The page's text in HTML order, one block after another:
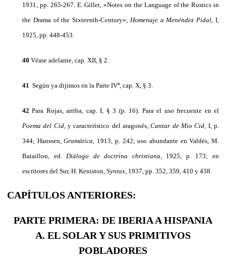
1931, pp. 265-267. E. Gillet, «Notes on the Language of the Rustics in
the Drama of the Sixteenth-Century», Homenaje a Menéndez Pidal,I,
1925, pp. 448-453.
40 Véase adelante, cap. XII, § 2.
41 Según ya dijimos en la Parte IVa, cap. X, § 3.
42 Para Rojas, arriba, cap. I, § 3 (p. 16). Para el uso frecuente en el
Poema del Cid, y característico del aragonés,Cantar de Mio Cid, I, p.
344; Hanssen,Gramática, 1913, p. 242; uso abundante en Valdés, M.
Bataillon, ed. Diálogo de doctrina christiana, 1925, p. 173; en
escritores del Sur, H. Keniston, Syntax, 1937, pp. 352, 359, 410 y 438.
CAPÍTULOS ANTERIORES:
PARTE PRIMERA: DE IBERIA A HISPANIA
A. EL SOLAR Y SUS PRIMITIVOS
POBLADORES